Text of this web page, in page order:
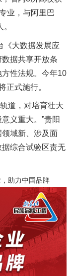
业，与阿里巴
《大数据发展应
据共享开放条
性法规。今年10
正式施行。
道，对培育壮大
义重大。”贵阳
域新、涉及面
综合试验区责无
助力中国品牌